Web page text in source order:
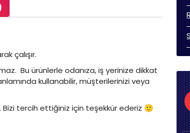
çalışır.
Bu ürünlerle odanıza, iş yerinize dikkat
kullanabilir, müşterilerinizi veya
Bizi tercih ettiğiniz için teşekkür ederiz 🙂